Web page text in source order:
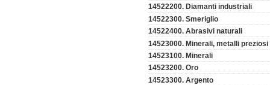
14522200. Diamanti industriali
14522300. Smeriglio
14522400. Abrasivi naturali
14523000. Minerali, metalli
14523100. Minerali
14523200. Oro
14523300. Argento